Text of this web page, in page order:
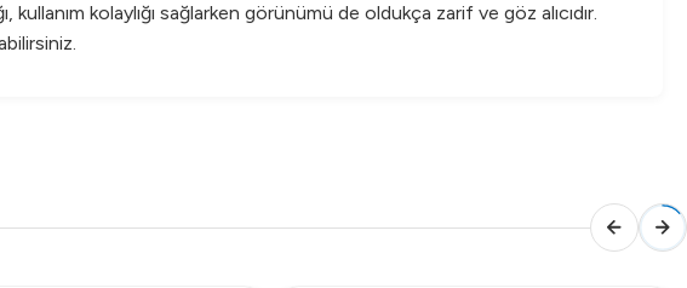
kolaylığı sağlarken görünümü de oldukça zarif ve göz alıcıdır.